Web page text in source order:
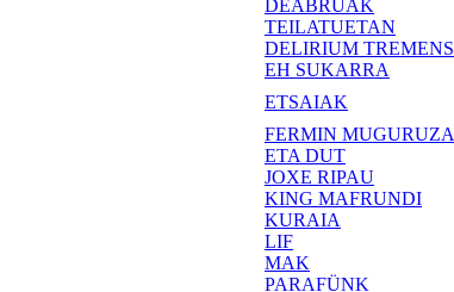
DEABRUAK
TEILATUETAN
DELIRIUM TREMENS
EH SUKARRA
ETSAIAK
FERMIN MUGURUZA
ETA DUT
JOXE RIPAU
KING MAFRUNDI
KURAIA
LIF
MAK
PARAFÜNK